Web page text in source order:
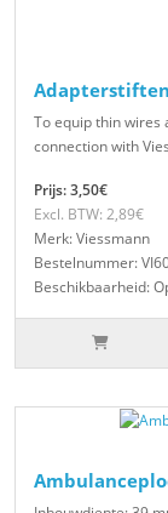
To equip thin wires
connection with
Prijs: 3,50€
Excl. BTW: 2,89€
Merk: Viessmann
Bestelnummer:
Beschikbaarheid: